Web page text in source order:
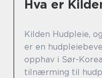
Hva er
Kilden Hudpleie,
er en
opphav i Sør-
tilnærming til